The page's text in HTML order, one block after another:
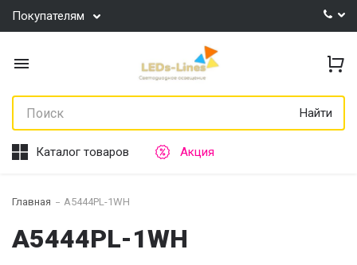
Покупателям
Найти
Каталог товаров Акция
Главная A5444PL-1WH
A5444PL-1WH